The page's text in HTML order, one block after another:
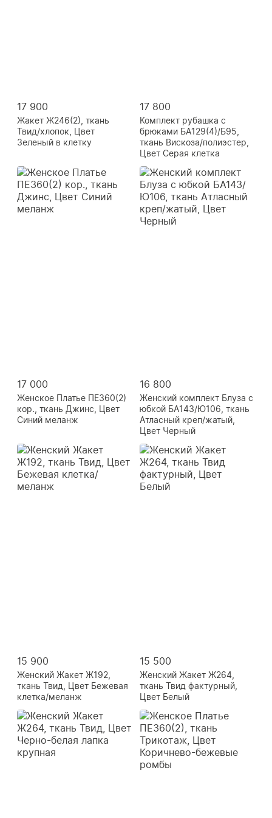
17 900
Жакет Ж246(2), ткань
Твид/хлопок, Цвет
Зеленый в клетку
17 800
Комплект рубашка с
брюками БА129(4)/Б95,
ткань Вискоза/полиэстер,
Цвет Серая клетка
17 000
Женское Платье ПЕ360(2)
кор., ткань Джинс, Цвет
Синий меланж
16 800
Женский комплект Блуза с
юбкой БА143/Ю106, ткань
Атласный креп/жатый,
Цвет Черный
15 900
Женский Жакет Ж192,
ткань Твид, Цвет Бежевая
клетка/меланж
15 500
Женский Жакет Ж264,
ткань Твид фактурный,
Цвет Белый